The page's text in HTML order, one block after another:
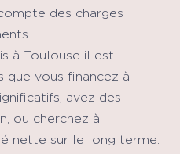
des charges
à Toulouse il est
que vous financez à
avez des
ou cherchez à
nette sur le long terme.